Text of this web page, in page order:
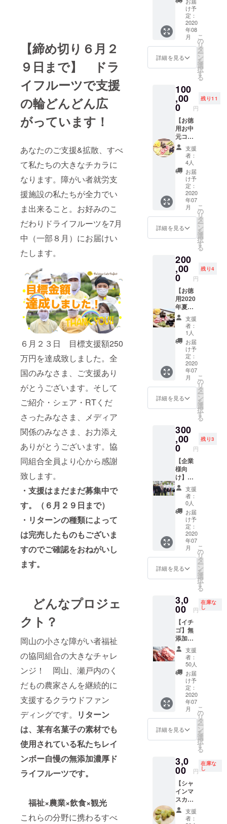
【締め切り６月２
９日まで】 ドラ
イフルーツで支援
の輪どんどん広
がっています！
あなたのご支援&拡散、すべ
て私たちの大きなチカラに
なります。障がい者就労支
援施設の私たちが全力でい
ま出来ること。お好みのこ
だわりドライフルーツを7月
中（一部８月）にお届けい
たします。
６月２３日 目標支援額250
万円を達成致しました。全
国のみなさま、ご支援あり
がとうございます。そして
ご紹介・シェア・RTくだ
さったみなさま、メディア
関係のみなさま、お力添え
ありがとうございます。協
同組合全員より心から感謝
致します。
・支援はまだまだ募集中で
す。（６月２９日まで）
・リターンの種類によって
は完売したものもございま
すのでご確認をおねがいし
ます。
どんなプロジェ
クト？
岡山の小さな障がい者福祉
の協同組合の大きなチャレ
ンジ！ 岡山、瀬戸内のく
だもの農家さんを継続的に
支援するクラウドファン
ディングです。
リターン
は、某有名菓子の素材でも
使用されている私たちレイ
ンボー自慢の無添加濃厚ド
ライフルーツです。
福祉×農業×飲食×観光
これらの分野に携わるすべ
せドラ
イフ
ルーツ
（200グ
ラム）×
３回 レ
イン
ボーの
山県産
の厳選
ドライ
フルー
ツたち
をふん
だんに
詰め合
わせま
した。
2020年
夏秋冬
と旬の
詰め合
わせを
３回に
分けて
お送り
させて
す。
（１回
目；７
月
中
２回
目；9
月〜10
月
３回
目；12
月前
後） 中
身はす
でに受
付中の
レイン
ボー
2020年
トと同
じで
す。た
だし１
回目の
発送時
期が遅
れま
す。ご
了承く
ださ
い。
＜お届
け＞
2020年
7月末〜
８月初
旬の予
定
け予
定：
2020
年08
月
詳細を見る
こ
の
リ
タ
ー
ン
を
選
択
す
る
100
,00
0 円
残り11
【お徳
用お中
元コー
ス】詰
め合わ
せドラ
イフ
ルーツ
（200グ
ラム×11
セッ
ト） 法
人・団
体様に
オスス
ボー
セット
（詰め
合わせ
ドライ
フルー
ツ；200
グラム
¥10000
）を11
セット
お届け
いたし
ます。
夏の健
康にも
保存食
として
も喜ば
けお徳
なコー
スをご
用意い
たしま
した。
※送料は
含みま
す。 ※
レイン
ボー
セット
10セッ
ト分の
リター
ン額で
11セッ
トをお
届け致
※お届
け；11
セット
まとめ
て１箇
所のみ
配送と
なりま
す。
支援
者：
4人
お届
け予
定：
2020
年07
月
詳細を見る
こ
の
リ
タ
ー
ン
を
選
択
す
る
200
,00
0 円
残り4
【お徳
用2020
年夏冬
コー
ス】詰
め合わ
せドラ
イフ
ルーツ
（7
月；200
グラム
×11セッ
ト）
（12
月；200
×10セッ
ト） 法
人・団
体様に
オスス
メ！レ
イン
ボー
セット
（詰め
合わせ
ドライ
フルー
ツ；200
グラム
¥10000
）を夏
冬計21
セット
ます。
大切な
方々へ
お中元
向け・
お歳暮
向けお
徳な
コース
にいた
しまし
た。 ※
送料は
含みま
す。 ※
レイン
ボー
リター
ン額で
トをお
届け致
しま
す。
※お届
支援
者：
1人
お届
け予
定：
2020
年07
月
詳細を見る
こ
の
リ
タ
ー
ン
を
選
択
す
る
300
,00
0 円
残り3
【企業
様向
け】新
商品企
画コラ
ボプラ
ン 詰め
合わせ
ドライ
フルー
ツ＋新
商品企
画・試
作納品
＋新商
ロット
製造納
品 ※
有効期
限：
2020年
7月～
2021年
３月31
日まで
当協
同組合
と一緒
に新商
品開発
を行い
たい事
となり
ます。
ちのド
ライフ
ルーツ
を使っ
た新商
支援
者：
0人
お届
け予
定：
2020
年07
月
詳細を見る
こ
の
リ
タ
ー
ン
を
選
択
す
る
3,0
00 円
在庫な
し
【イチ
ゴ】無
添加ド
ライフ
ルーツ
（50グ
ラム）
岡山県
倉敷市
あき
ちゃん
農園産
の旬イ
チゴを
ドライ
す。 ＜
内訳＞
2000
円相当
の商品
＋当事
業の立
ち上げ
支援
者：
50人
お届
け予
定：
2020
年07
月
詳細を見る
こ
の
リ
タ
ー
ン
を
選
択
す
る
3,0
00 円
在庫な
し
【シャ
インマ
スカッ
ト】無
添加ド
支援
者：